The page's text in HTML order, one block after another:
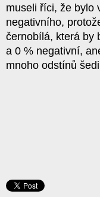
museli říci, že bylo
negativního,
černobílá, která by
a 0 % negativní,
mnoho odstínů